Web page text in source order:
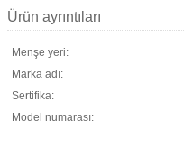
Ürün ayrıntıları
Menşe yeri:
Marka adı:
Sertifika:
Model numarası: